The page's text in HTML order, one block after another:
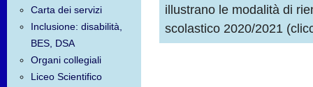
Carta dei servizi
Inclusione: disabilità,
BES, DSA
Organi collegiali
Liceo Scientifico
illustrano le modalità di
scolastico 2020/2021